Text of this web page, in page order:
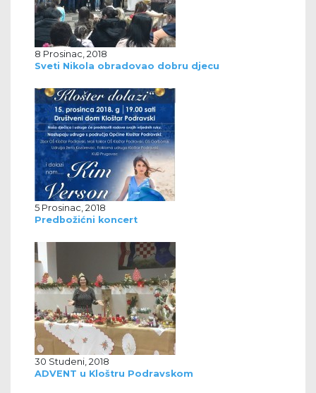
8 Prosinac, 2018
Sveti Nikola obradovao dobru djecu
5 Prosinac, 2018
Predbožićni koncert
30 Studeni, 2018
ADVENT u Kloštru Podravskom